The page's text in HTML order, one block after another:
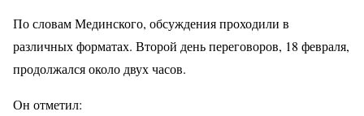
По словам Мединского, обсуждения проходили в
различных форматах. Второй день переговоров, 18 февраля,
продолжался около двух часов.
Он отметил: